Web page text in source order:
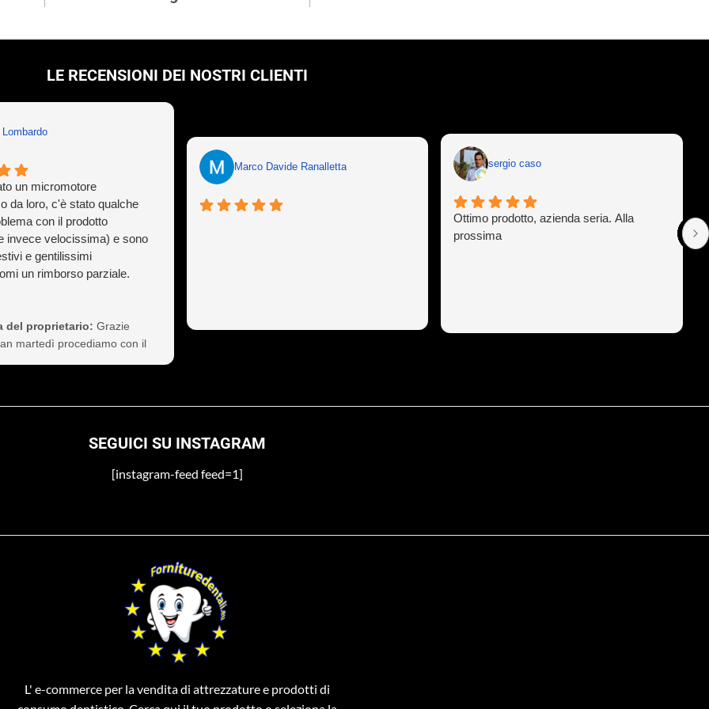
LE RECENSIONI DEI NOSTRI CLIENTI
Lombardo
un micromotore
da loro, c'è stato qualche
con il prodotto
invece velocissima) e sono
e gentilissimi
un rimborso parziale.
capitare a tutti ma gestirlo
non è cosa da poco,
così il cliente a vita).
consigliati
del proprietario: Grazie
martedì procediamo con il
Marco Davide Ranalletta sergio caso
Ottimo prodotto, azienda seria. Alla
prossima
SEGUICI SU INSTAGRAM
[instagram-feed feed=1]
L' e-commerce per la vendita di attrezzature e prodotti di